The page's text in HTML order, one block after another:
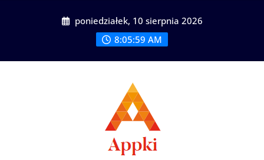
poniedziałek, 10 sierpnia 2026
8:06:01 AM